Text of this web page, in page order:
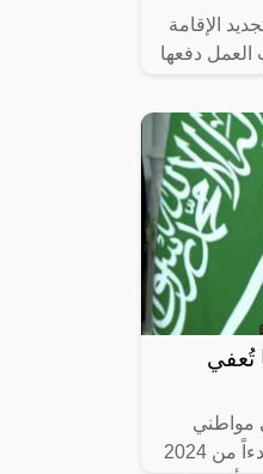
الإقامة
العمل دفعها
تُعفي
مواطني
دول الخليج والأردن من التأشيرة بدءاً من 2024